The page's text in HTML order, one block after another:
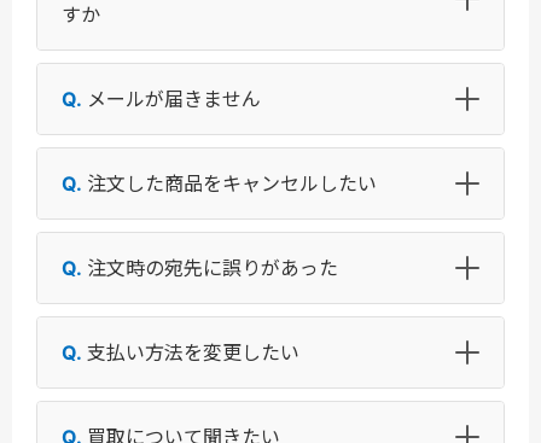
すか
メールが届きません
注文した商品をキャンセルしたい
注文時の宛先に誤りがあった
支払い方法を変更したい
買取について聞きたい